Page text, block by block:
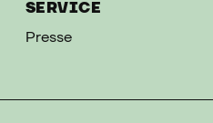
SERVICE
Presse